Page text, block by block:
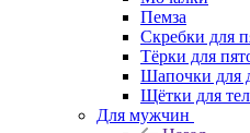
Пемза
Скребки для
Тёрки для
Шапочки для
Щётки для
Для мужчин